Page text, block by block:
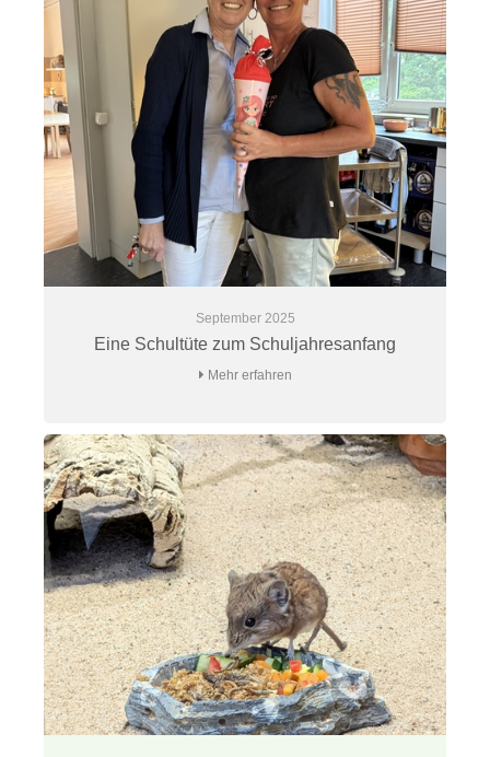
September 2025
Eine Schultüte zum Schuljahresanfang
Mehr erfahren